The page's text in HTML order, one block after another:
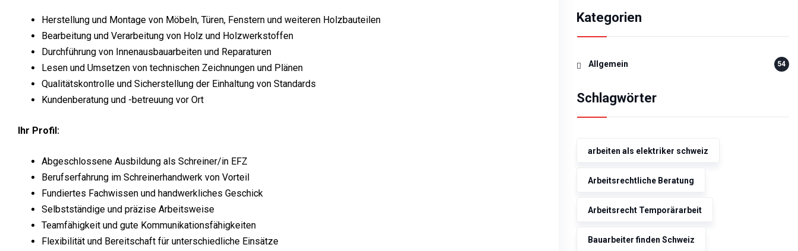
Herstellung und Montage von Möbeln, Türen, Fenstern und weiteren Holzbauteilen
Bearbeitung und Verarbeitung von Holz und Holzwerkstoffen
Durchführung von Innenausbauarbeiten und Reparaturen
Lesen und Umsetzen von technischen Zeichnungen und Plänen
Qualitätskontrolle und Sicherstellung der Einhaltung von Standards
Kundenberatung und -betreuung vor Ort
Ihr Profil:
Abgeschlossene Ausbildung als Schreiner/in EFZ
Berufserfahrung im Schreinerhandwerk von Vorteil
Fundiertes Fachwissen und handwerkliches Geschick
Selbstständige und präzise Arbeitsweise
Teamfähigkeit und gute Kommunikationsfähigkeiten
Flexibilität und Bereitschaft für unterschiedliche Einsätze
Kategorien
Allgemein 54
Schlagwörter
arbeiten als elektriker schweiz
Arbeitsrechtliche Beratung
Arbeitsrecht Temporärarbeit
Bauarbeiter finden Schweiz